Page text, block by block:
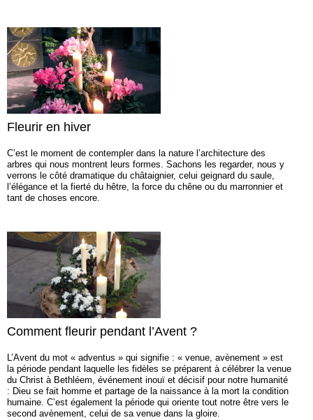
Fleurir en hiver
C’est le moment de contempler dans la nature l’architecture des
arbres qui nous montrent leurs formes. Sachons les regarder, nous y
verrons le côté dramatique du châtaignier, celui geignard du saule,
l’élégance et la fierté du hêtre, la force du chêne ou du marronnier et
tant de choses encore.
Comment fleurir pendant l’Avent ?
L’Avent du mot « adventus » qui signifie : « venue, avènement » est
la période pendant laquelle les fidèles se préparent à célébrer la venue
du Christ à Bethléem, événement inouï et décisif pour notre humanité
: Dieu se fait homme et partage de la naissance à la mort la condition
humaine. C’est également la période qui oriente tout notre être vers le
second avènement, celui de sa venue dans la gloire.